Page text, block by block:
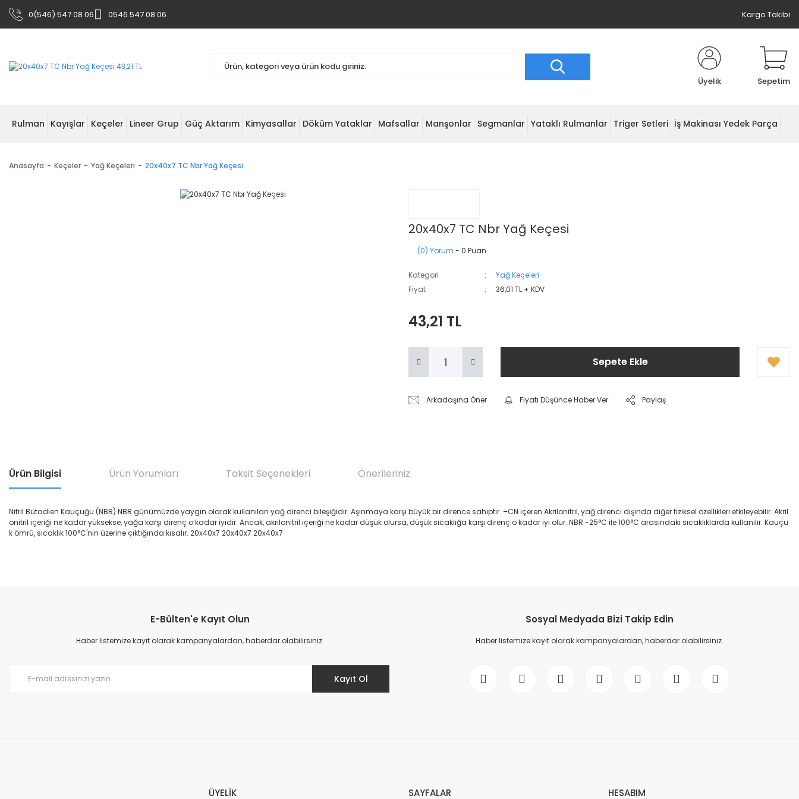
0(546) 547 08 06 0546 547 08 06 Kargo Takibi
Üyelik Sepetim
Rulman Kayışlar Keçeler Lineer Grup Güç Aktarım Kimyasallar Döküm Yataklar Mafsallar Manşonlar Segmanlar Yataklı Rulmanlar Triger Setleri İş Makinası Yedek Parça
Anasayfa Keçeler Yağ Keçeleri 20x40x7 TC Nbr Yağ Keçesi
20x40x7 TC Nbr Yağ Keçesi
(0) Yorum - 0 Puan
Kategori
Yağ Keçeleri
Fiyat
36,01 TL + KDV
43,21 TL
Sepete Ekle
Arkadaşına Öner Fiyatı Düşünce Haber Ver Paylaş
Ürün Bilgisi Ürün Yorumları Taksit Seçenekleri Önerileriniz
Nitril Bütadien Kauçuğu (NBR) NBR günümüzde yaygın olarak kullanılan yağ direnci bileşiğidir. Aşınmaya karşı büyük bir dirence sahiptir. –CN içeren Akrilonitril, yağ direnci dışında diğer fiziksel özellikleri etkileyebilir. Akril
onitril içeriği ne kadar yüksekse, yağa karşı direnç o kadar iyidir. Ancak, akrilonitril içeriği ne kadar düşük olursa, düşük sıcaklığa karşı direnç o kadar iyi olur. NBR -25°C ile 100°C arasındaki sıcaklıklarda kullanılır. Kauçu
k ömrü, sıcaklık 100°C'nin üzerine çıktığında kısalır. 20x40x7 20x40x7 20x40x7
Ürün resmi kalitesiz, bozuk veya görüntülenemiyor.
Ürün açıklamasında eksik bilgiler bulunuyor.
E-Bülten'e Kayıt Olun
Haber listemize kayıt olarak kampanyalardan, haberdar olabilirsiniz.
Kayıt Ol
Sosyal Medyada Bizi Takip Edin
Haber listemize kayıt olarak kampanyalardan, haberdar olabilirsiniz.
ÜYELİK SAYFALAR HESABIM